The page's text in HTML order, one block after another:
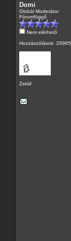
Domi
Globál Moderátor
Fórumfüggő
Nem elérhető
Hozzászólások: 26965
Zsiráf